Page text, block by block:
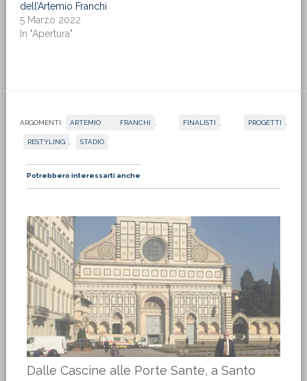
dell’Artemio Franchi
5 Marzo 2022
In "Apertura"
ARGOMENTI: ARTEMIO FRANCHI FINALISTI PROGETTI
RESTYLING STADIO
Potrebbero interessarti anche
Dalle Cascine alle Porte Sante, a Santo